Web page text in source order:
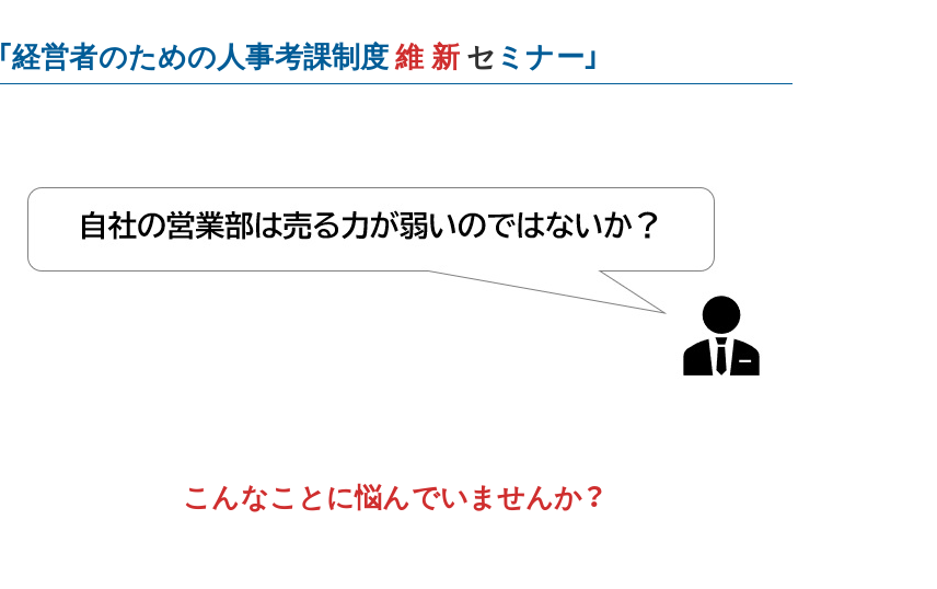
「経営者のための人事考課制度維 新セ ミナー」
こんなことに悩んでいませんか？